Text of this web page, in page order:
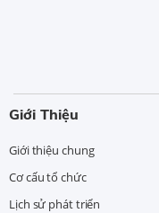
Giới Thiệu
Giới thiệu chung
Cơ cấu tổ chức
Lịch sử phát triển